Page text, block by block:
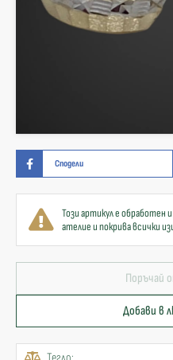
Сподели
Този артикул е обработен
ателие и покрива всички
Поръчай
Добави в